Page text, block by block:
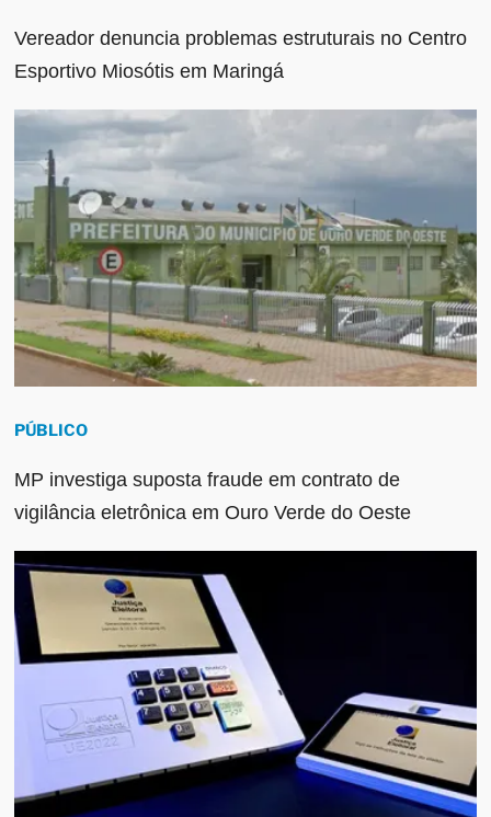
Vereador denuncia problemas estruturais no Centro
Esportivo Miosótis em Maringá
PÚBLICO
MP investiga suposta fraude em contrato de
vigilância eletrônica em Ouro Verde do Oeste